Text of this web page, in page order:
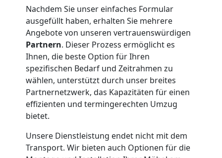
Nachdem Sie unser einfaches Formular
ausgefüllt haben, erhalten Sie mehrere
Angebote von unseren vertrauenswürdigen
Partnern. Dieser Prozess ermöglicht es
Ihnen, die beste Option für Ihren
spezifischen Bedarf und Zeitrahmen zu
wählen, unterstützt durch unser breites
Partnernetzwerk, das Kapazitäten für einen
effizienten und termingerechten Umzug
bietet.
Unsere Dienstleistung endet nicht mit dem
Transport. Wir bieten auch Optionen für die
Feldkirch
Tresortransport
Feldkirch
Umzug